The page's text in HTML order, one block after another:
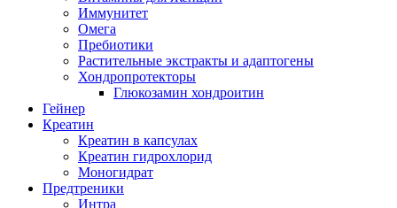
Иммунитет
Омега
Пребиотики
Растительные экстракты и адаптогены
Хондропротекторы
Глюкозамин хондроитин
Гейнер
Креатин
Креатин в капсулах
Креатин гидрохлорид
Моногидрат
Предтреники
Интра